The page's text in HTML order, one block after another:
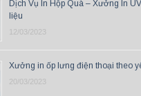
Dịch Vụ In Hộp Quà – Xưởng In
liệu
12/03/2023
Xưởng in ốp lưng điện thoại theo
20/03/2023